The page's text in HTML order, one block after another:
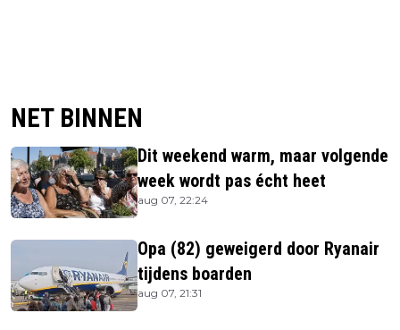
NET BINNEN
Dit weekend warm, maar volgende
week wordt pas écht heet
aug 07, 22:24
Opa (82) geweigerd door Ryanair
tijdens boarden
aug 07, 21:31